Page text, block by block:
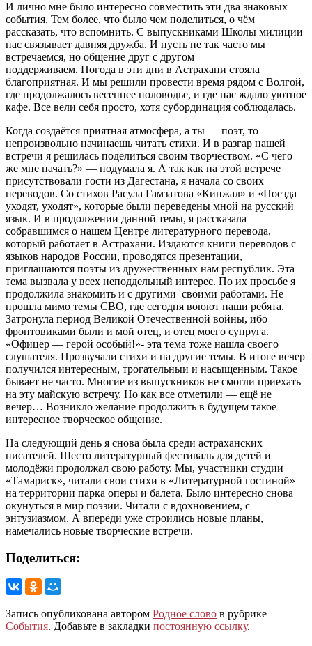
И лично мне было интересно совместить эти два знаковых
события. Тем более, что было чем поделиться, о чём
рассказать, что вспомнить. С выпускниками Школы милиции
нас связывает давняя дружба. И пусть не так часто мы
встречаемся, но общение друг с другом
поддерживаем. Погода в эти дни в Астрахани стояла
благоприятная. И мы решили провести время рядом с Волгой,
где продолжалось весеннее половодье, и где нас ждало уютное
кафе. Все вели себя просто, хотя субординация соблюдалась.
Когда создаётся приятная атмосфера, а ты — поэт, то
непроизвольно начинаешь читать стихи. И в разгар нашей
встречи я решилась поделиться своим творчеством. «С чего
же мне начать?» — подумала я. А так как на этой встрече
присутствовали гости из Дагестана, я начала со своих
переводов. Со стихов Расула Гамзатова «Кинжал» и «Поезда
уходят, уходят», которые были переведены мной на русский
язык. И в продолжении данной темы, я рассказала
собравшимся о нашем Центре литературного перевода,
который работает в Астрахани. Издаются книги переводов с
языков народов России, проводятся презентации,
приглашаются поэты из дружественных нам республик. Эта
тема вызвала у всех неподдельный интерес. По их просьбе я
продолжила знакомить и с другими своими работами. Не
прошла мимо темы СВО, где сегодня воюют наши ребята.
Затронула период Великой Отечественной войны, ибо
фронтовиками были и мой отец, и отец моего супруга.
«Офицер — герой особый!»- эта тема тоже нашла своего
слушателя. Прозвучали стихи и на другие темы. В итоге вечер
получился интересным, трогательныи и насыщенным. Такое
бывает не часто. Многие из выпускников не смогли приехать
на эту майскую встречу. Но как все отметили — ещё не
вечер… Возникло желание продолжить в будущем такое
интересное творческое общение.
На следующий день я снова была среди астраханских
писателей. Шесто литературный фестиваль для детей и
молодёжи продолжал свою работу. Мы, участники студии
«Тамариск», читали свои стихи в «Литературной гостиной»
на территории парка оперы и балета. Было интересно снова
окунуться в мир поэзии. Читали с вдохновением, с
энтузиазмом. А впереди уже строились новые планы,
намечались новые творческие встречи.
Поделиться:
Запись опубликована автором Родное слово в рубрике
События. Добавьте в закладки постоянную ссылку.